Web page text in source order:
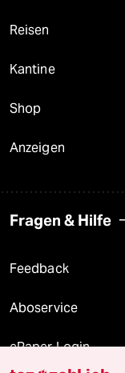
Reisen
Kantine
Shop
Anzeigen
Fragen & Hilfe
Feedback
Aboservice
ePaper Login